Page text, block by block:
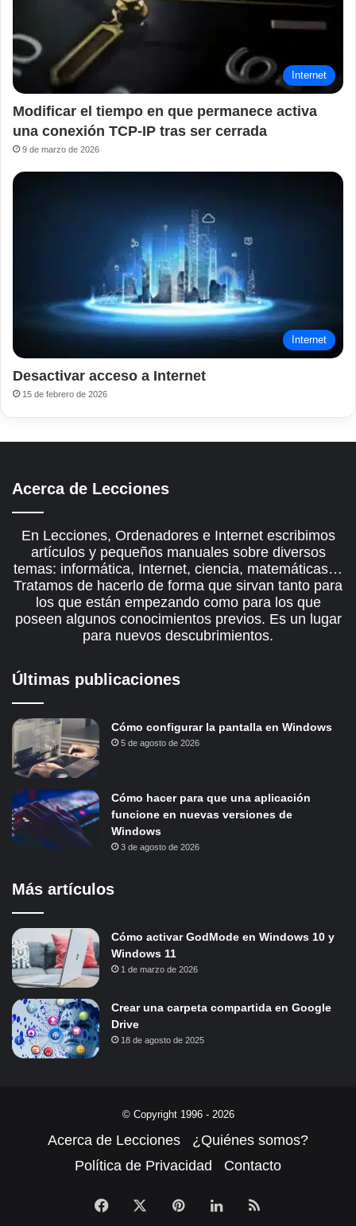
Internet
Modificar el tiempo en que permanece activa
una conexión TCP-IP tras ser cerrada
9 de marzo de 2026
Internet
Desactivar acceso a Internet
15 de febrero de 2026
Acerca de Lecciones
En Lecciones, Ordenadores e Internet escribimos
artículos y pequeños manuales sobre diversos
temas: informática, Internet, ciencia, matemáticas…
Tratamos de hacerlo de forma que sirvan tanto para
los que están empezando como para los que
poseen algunos conocimientos previos. Es un lugar
para nuevos descubrimientos.
Últimas publicaciones
Cómo configurar la pantalla en Windows
5 de agosto de 2026
Cómo hacer para que una aplicación
funcione en nuevas versiones de
Windows
3 de agosto de 2026
Más artículos
Cómo activar GodMode en Windows 10 y
Windows 11
1 de marzo de 2026
Crear una carpeta compartida en Google
Drive
18 de agosto de 2025
© Copyright 1996 - 2026
Acerca de Lecciones
¿Quiénes somos?
Política de Privacidad
Contacto
Facebook PinterestLinkedInRSS